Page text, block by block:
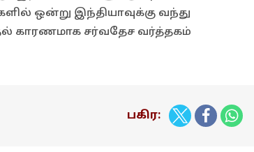
ஒன்று இந்தியாவுக்கு வந்து
காரணமாக சர்வதேச வர்த்தகம்
பகிர: